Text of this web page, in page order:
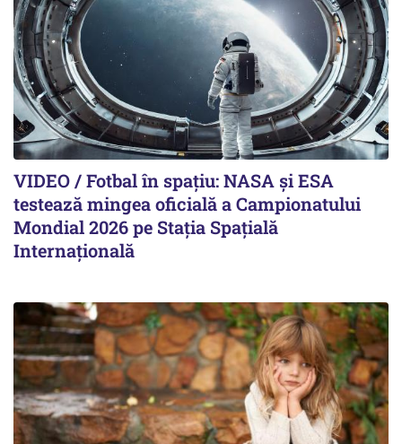
VIDEO / Fotbal în spațiu: NASA și ESA
testează mingea oficială a Campionatului
Mondial 2026 pe Staţia Spaţială
Internaţională